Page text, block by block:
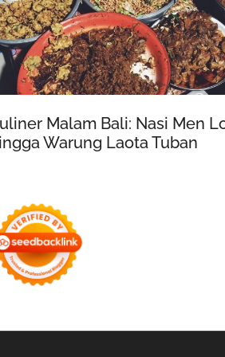
Malam Bali: Nasi Men
Warung Laota Tuban